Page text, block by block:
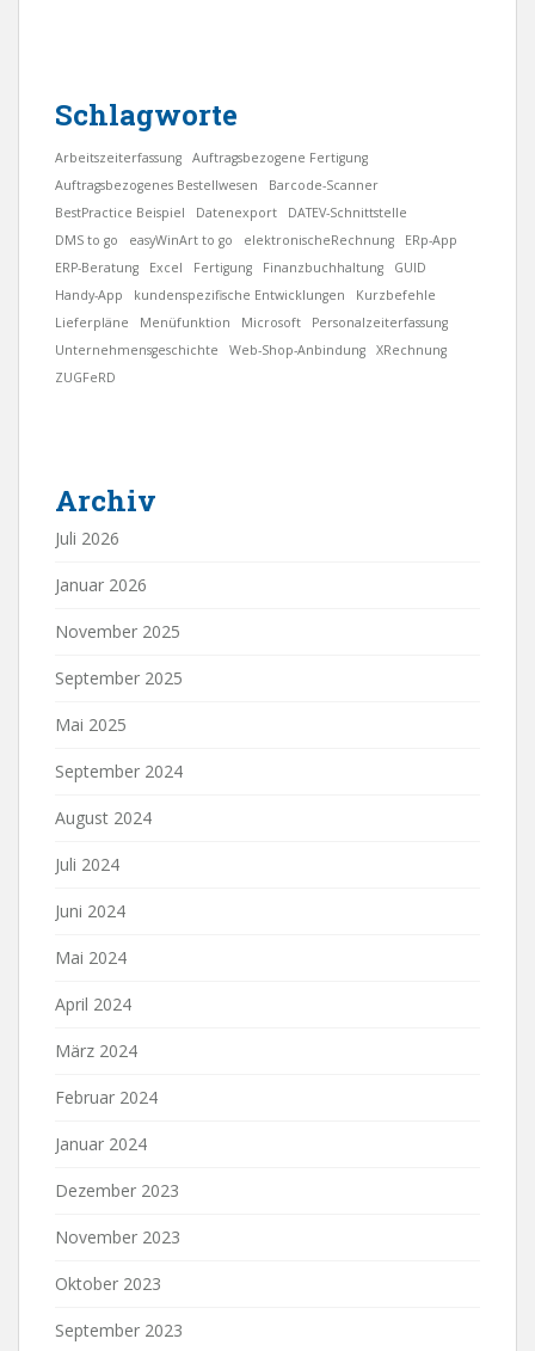
Schlagworte
Arbeitszeiterfassung
Auftragsbezogene Fertigung
Auftragsbezogenes Bestellwesen
Barcode-Scanner
BestPractice Beispiel
Datenexport
DATEV-Schnittstelle
DMS to go
easyWinArt to go elektronischeRechnung
ERp-App
ERP-Beratung
Excel Fertigung Finanzbuchhaltung
GUID
Handy-App
kundenspezifische Entwicklungen
Kurzbefehle
Lieferpläne
Menüfunktion Microsoft
Personalzeiterfassung
Unternehmensgeschichte
Web-Shop-Anbindung
XRechnung
ZUGFeRD
Archiv
Juli 2026
Januar 2026
November 2025
September 2025
Mai 2025
September 2024
August 2024
Juli 2024
Juni 2024
Mai 2024
April 2024
März 2024
Februar 2024
Januar 2024
Dezember 2023
November 2023
Oktober 2023
September 2023